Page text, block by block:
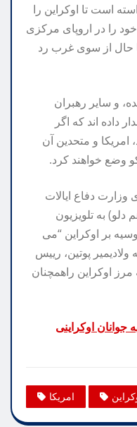
است تا اوکراین را
خود را در اروپای مرکزی
حال از سوی غرب رد
و سایر رهبران
داده اند که اگر
امریکا و متحدین آن
وضع خواهند کرد.
وزارت دفاع ایالات
دلو)‌ به تلویزیون
بر اوکراین “می
ولادیمیر پوتین، رییس
مرز اوکراین راهمچنان
جوانان اوکراینی
امریکا